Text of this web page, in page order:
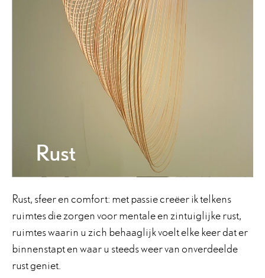
Rust
Rust, sfeer en comfort: met passie creëer ik telkens
ruimtes die zorgen voor mentale en zintuiglijke rust,
ruimtes waarin u zich behaaglijk voelt elke keer dat er
binnenstapt en waar u steeds weer van onverdeelde
rust geniet.